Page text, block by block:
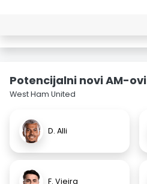
Potencijalni novi AM-ovi
West Ham United
D. Alli
F. Vieira